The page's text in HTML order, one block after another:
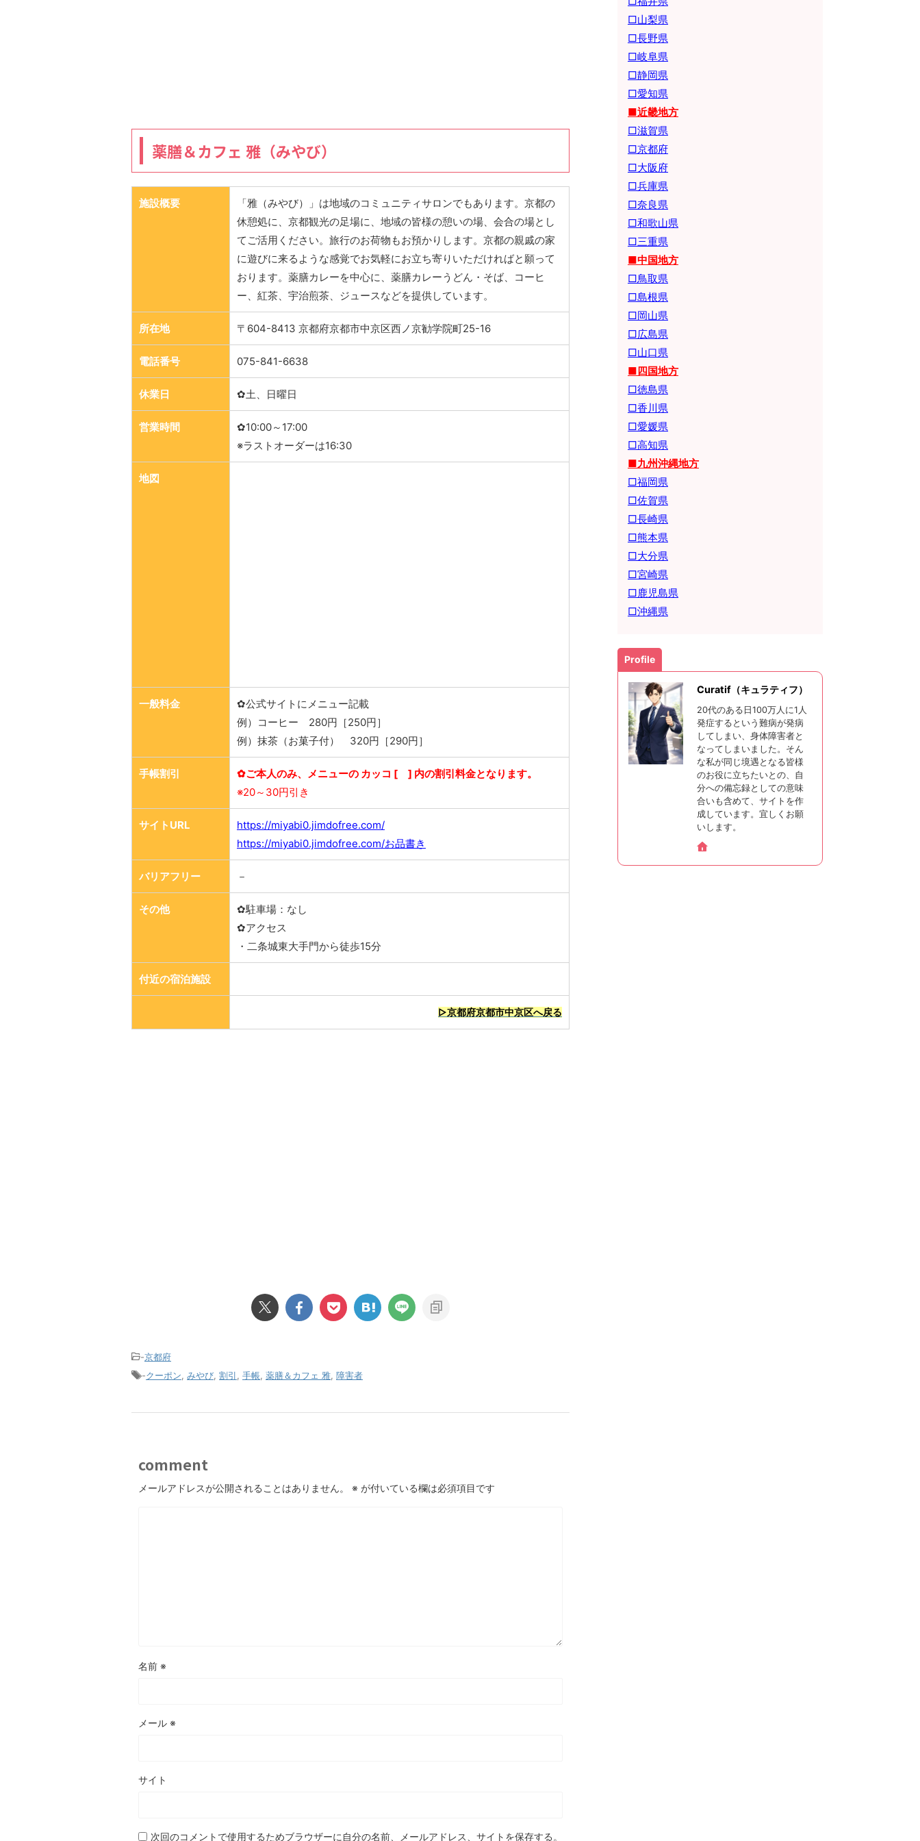
薬膳＆カフェ 雅（みやび）
施設概要
「雅（みやび）」は地域のコミュニティサロンでもあります。京都の
休憩処に、京都観光の足場に、地域の皆様の憩いの場、会合の場とし
てご活用ください。旅行のお荷物もお預かりします。京都の親戚の家
に遊びに来るような感覚でお気軽にお立ち寄りいただければと願って
おります。薬膳カレーを中心に、薬膳カレーうどん・そば、コーヒ
ー、紅茶、宇治煎茶、ジュースなどを提供しています。
所在地 〒604-8413 京都府京都市中京区西ノ京勧学院町25-16
電話番号 075-841-6638
休業日 ✿土、日曜日
営業時間
✿10:00～17:00
※ラストオーダーは16:30
地図
一般料金
✿公式サイトにメニュー記載
例）コーヒー 280円［250円］
例）抹茶（お菓子付） 320円［290円］
手帳割引
✿ご本人のみ、メニューの カッコ [ ] 内の割引料金となります。
※20～30円引き
サイトURL
https://miyabi0.jimdofree.com/
https://miyabi0.jimdofree.com/お品書き
バリアフリー －
その他
✿駐車場：なし
✿アクセス
・二条城東大手門から徒歩15分
付近の宿泊施設
▷京都府京都市中京区へ戻る
-京都府
-クーポン みやび 割引 手帳 薬膳＆カフェ 雅 障害者
comment
メールアドレスが公開されることはありません。 ※ が付いている欄は必須項目です
名前 ※
メール ※
サイト
次回のコメントで使用するためブラウザーに自分の名前、メールアドレス、サイトを保存する。
□山梨県
□長野県
□岐阜県
□静岡県
□愛知県
■近畿地方
□滋賀県
□京都府
□大阪府
□兵庫県
□奈良県
□和歌山県
□三重県
■中国地方
□鳥取県
□島根県
□岡山県
□広島県
□山口県
■四国地方
□徳島県
□香川県
□愛媛県
□高知県
■九州沖縄地方
□福岡県
□佐賀県
□長崎県
□熊本県
□大分県
□宮崎県
□鹿児島県
□沖縄県
Profile
Curatif（キュラティフ）
20代のある日100万人に1人
発症するという難病が発病
してしまい、身体障害者と
なってしまいました。そん
な私が同じ境遇となる皆様
のお役に立ちたいとの、自
分への備忘録としての意味
合いも含めて、サイトを作
成しています。宜しくお願
いします。